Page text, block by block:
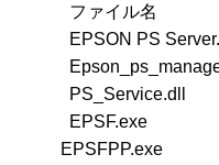
ファイル名　　　　
EPSON PS
PS_Service.dll　　
EPSF.exe　　　　
EPSFPP.exe　　　